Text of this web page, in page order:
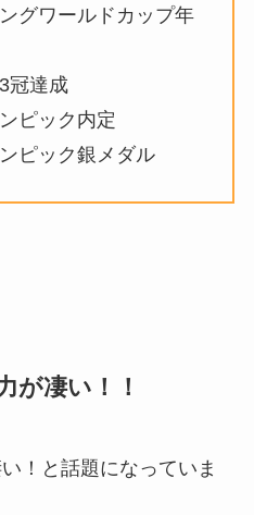
グワールドカップ年
冠達成
ピック内定
ピック銀メダル
が凄い！！
！と話題になっていま